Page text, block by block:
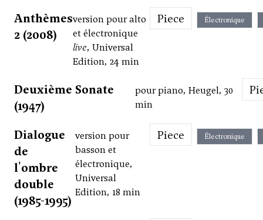
Anthèmes
2 (2008)
version pour alto
et électronique
live, Universal
Edition, 24 min
Piece Électronique
Deuxième Sonate
(1947)
pour piano, Heugel, 30
min
Dialogue
de
l'ombre
double
(1985-1995)
version pour
basson et
électronique,
Universal
Edition, 18 min
Piece Électronique